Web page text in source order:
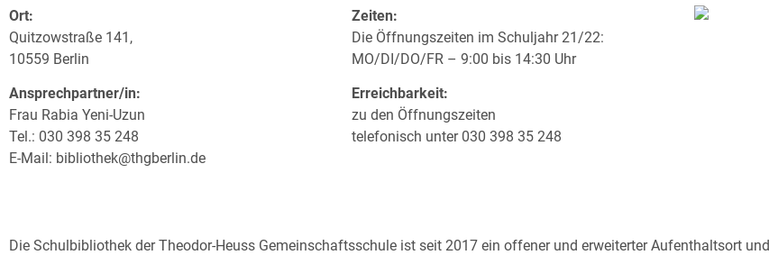
Ort:
Quitzowstraße 141,
10559 Berlin
Ansprechpartner/in:
Frau Rabia Yeni-Uzun
Tel.: 030 398 35 248
E-Mail: bibliothek@thgberlin.de
Zeiten:
Die Öffnungszeiten im Schuljahr 21/22:
MO/DI/DO/FR – 9:00 bis 14:30 Uhr
Erreichbarkeit:
zu den Öffnungszeiten
telefonisch unter 030 398 35 248
Die Schulbibliothek der Theodor-Heuss Gemeinschaftsschule ist seit 2017 ein offener und erweiterter Aufenthaltsort